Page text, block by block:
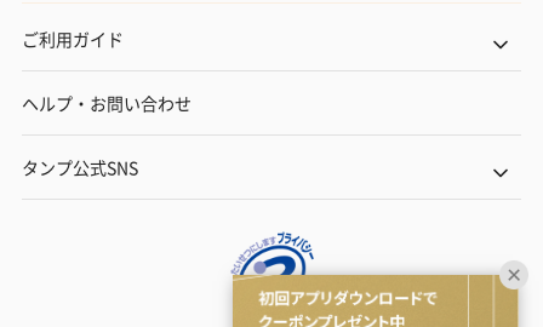
ご利用ガイド
ヘルプ・お問い合わせ
タンプ公式SNS